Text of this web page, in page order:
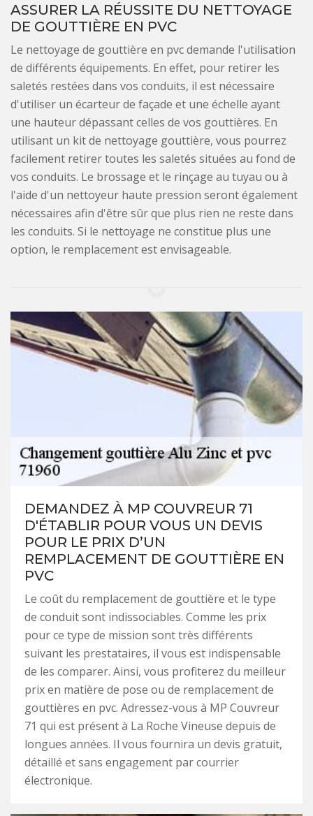
ASSURER LA RÉUSSITE DU NETTOYAGE
DE GOUTTIÈRE EN PVC
Le nettoyage de gouttière en pvc demande l'utilisation
de différents équipements. En effet, pour retirer les
saletés restées dans vos conduits, il est nécessaire
d'utiliser un écarteur de façade et une échelle ayant
une hauteur dépassant celles de vos gouttières. En
utilisant un kit de nettoyage gouttière, vous pourrez
facilement retirer toutes les saletés situées au fond de
vos conduits. Le brossage et le rinçage au tuyau ou à
l'aide d'un nettoyeur haute pression seront également
nécessaires afin d'être sûr que plus rien ne reste dans
les conduits. Si le nettoyage ne constitue plus une
option, le remplacement est envisageable.
DEMANDEZ À MP COUVREUR 71
D'ÉTABLIR POUR VOUS UN DEVIS
POUR LE PRIX D’UN
REMPLACEMENT DE GOUTTIÈRE EN
PVC
Le coût du remplacement de gouttière et le type
de conduit sont indissociables. Comme les prix
pour ce type de mission sont très différents
suivant les prestataires, il vous est indispensable
de les comparer. Ainsi, vous profiterez du meilleur
prix en matière de pose ou de remplacement de
gouttières en pvc. Adressez-vous à MP Couvreur
71 qui est présent à La Roche Vineuse depuis de
longues années. Il vous fournira un devis gratuit,
détaillé et sans engagement par courrier
électronique.